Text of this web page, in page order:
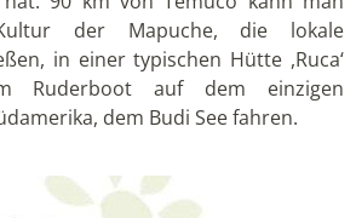
der Mapuche, die lokale
in einer typischen Hütte ,Ruca‘
Ruderboot auf dem einzigen
dem Budi See fahren.